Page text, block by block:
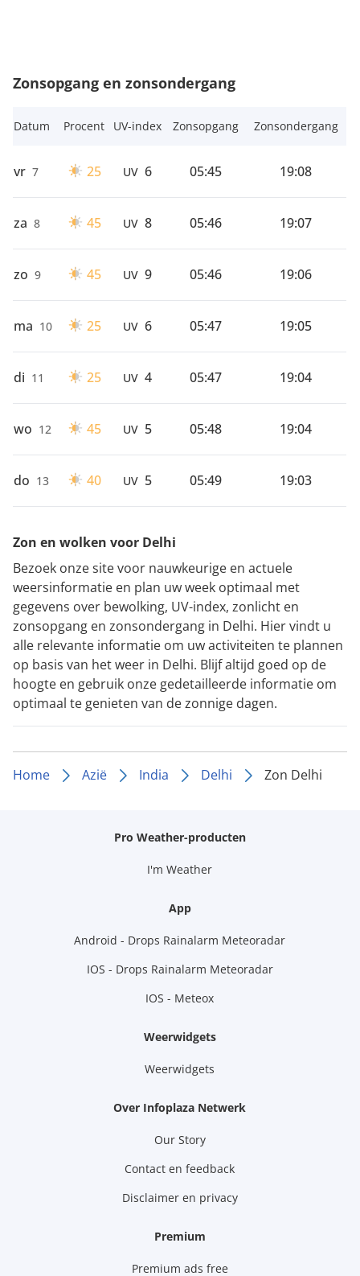
Zonsopgang en zonsondergang
Datum Procent UV-index Zonsopgang Zonsondergang
vr 7 25 UV 6 05:45 19:08
za 8 45 UV 8 05:46 19:07
zo 9 45 UV 9 05:46 19:06
ma 10 25 UV 6 05:47 19:05
di 11 25 UV 4 05:47 19:04
wo 12 45 UV 5 05:48 19:04
do 13 40 UV 5 05:49 19:03
Zon en wolken voor Delhi
Bezoek onze site voor nauwkeurige en actuele
weersinformatie en plan uw week optimaal met
gegevens over bewolking, UV-index, zonlicht en
zonsopgang en zonsondergang in Delhi. Hier vindt u
alle relevante informatie om uw activiteiten te plannen
op basis van het weer in Delhi. Blijf altijd goed op de
hoogte en gebruik onze gedetailleerde informatie om
optimaal te genieten van de zonnige dagen.
Home Azië India Delhi Zon Delhi
Pro Weather-producten
I'm Weather
App
Android - Drops Rainalarm Meteoradar
IOS - Drops Rainalarm Meteoradar
IOS - Meteox
Weerwidgets
Weerwidgets
Over Infoplaza Netwerk
Our Story
Contact en feedback
Disclaimer en privacy
Premium
Premium ads free